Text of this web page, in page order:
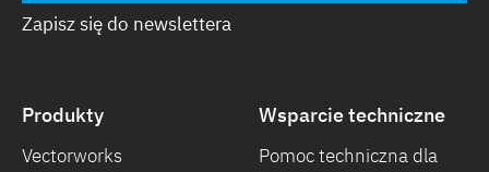
Zapisz się do newslettera
Produkty
Vectorworks
Wsparcie techniczne
Pomoc techniczna dla